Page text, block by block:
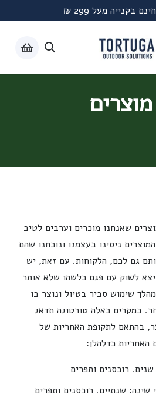
בקנייה מעל 299 ₪
שאנחנו מוכרים וערבים לטיב
ניסינו בעצמנו ונוכחנו שהם
גם לכם, הלקוחות. עם זאת, יש
לשוק עם פגם כלשהו שלא אותר
שימוש סביר בטיול ונוצר בו
במקרים כאלה טורטוגה תדאג
בהתאם לתקופת האחריות של
האחריות כדלהלן:
שינה: שנתיים. רוכסנים ותפרים